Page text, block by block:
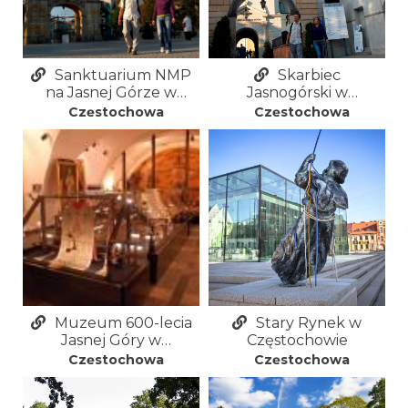
Sanktuarium NMP
na Jasnej Górze w
Częstochowie (Jasna
Góra)
Częstochowa
Skarbiec
Jasnogórski w
Częstochowie
Częstochowa
Muzeum 600-lecia
Jasnej Góry w
Częstochowie
Częstochowa
Stary Rynek w
Częstochowie
Częstochowa